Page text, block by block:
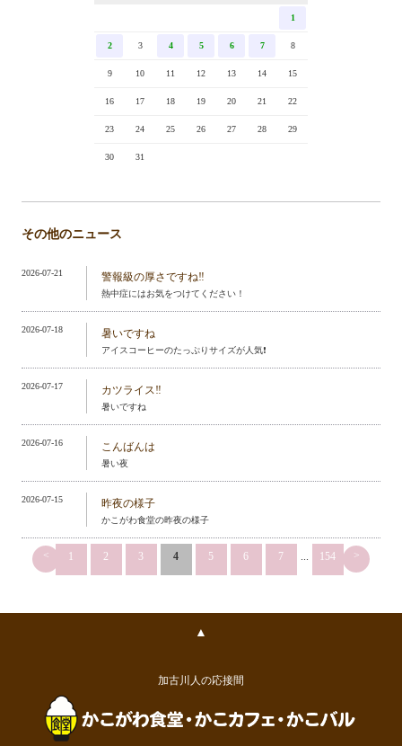
1
2 3 4 5 6 7 8
9 10 11 12 13 14 15
16 17 18 19 20 21 22
23 24 25 26 27 28 29
30 31
その他のニュース
2026-07-21 警報級の厚さですね‼️
熱中症にはお気をつけてください！
2026-07-18 暑いですね
アイスコーヒーのたっぷりサイズが人気❗️
2026-07-17 カツライス‼️
暑いですね
2026-07-16 こんばんは
暑い夜
2026-07-15 昨夜の様子
かこがわ食堂の昨夜の様子
< 1 2 3 4 5 6 7 154 >
▲
加古川人の応接間